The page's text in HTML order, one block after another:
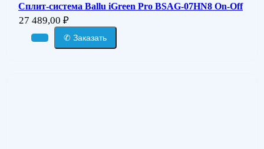
Сплит-система Ballu iGreen Pro BSAG-07HN8 On-Off
27 489,00 ₽
✆ Заказать